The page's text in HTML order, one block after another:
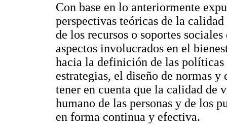
Con base en lo anteriormente
perspectivas teóricas de la
de los recursos o soportes
aspectos involucrados en el
hacia la definición de las
estrategias, el diseño de normas
tener en cuenta que la calidad de
humano de las personas y de los
en forma continua y efectiva.